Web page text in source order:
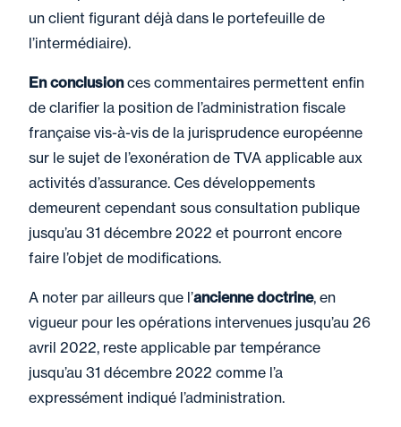
un client figurant déjà dans le portefeuille de
l’intermédiaire).
En conclusionces commentaires permettent enfin
de clarifier la position de l’administration fiscale
française vis-à-vis de la jurisprudence européenne
sur le sujet de l’exonération de TVA applicable aux
activités d’assurance. Ces développements
demeurent cependant sous consultation publique
jusqu’au 31 décembre 2022 et pourront encore
faire l’objet de modifications.
A noter par ailleurs que l’ancienne doctrine, en
vigueur pour les opérations intervenues jusqu’au 26
avril 2022, reste applicable par tempérance
jusqu’au 31 décembre 2022 comme l’a
expressément indiqué l’administration.